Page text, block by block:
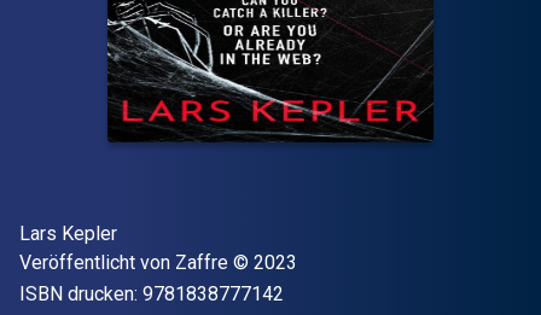
Autor(en)
Lars Kepler
Verleger
Veröffentlicht von Zaffre Copyright
© 2023
ISBN drucken: 9781838777142